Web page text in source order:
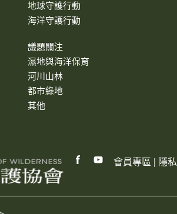
地球守護行動
海洋守護行動
議題關注
濕地與海洋保育
河川山林
都市綠地
其他
會員專區 隱